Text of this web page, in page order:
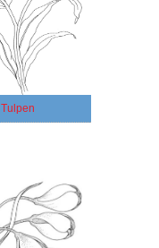
Tulpen